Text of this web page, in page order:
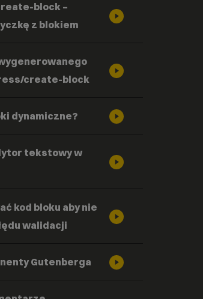
block –
z blokiem
create-block
dynamiczne?
tekstowy w
kod bloku aby nie
walidacji
Gutenberga